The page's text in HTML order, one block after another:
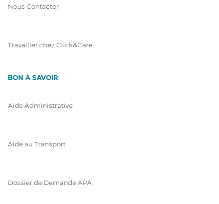
Nous Contacter
Travailler chez Click&Care
BON À SAVOIR
Aide Administrative
Aide au Transport
Dossier de Demande APA